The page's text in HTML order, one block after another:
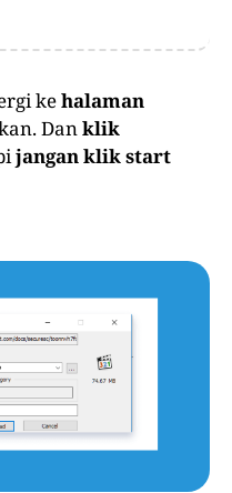
kehalaman
Danklik
jangan klik start